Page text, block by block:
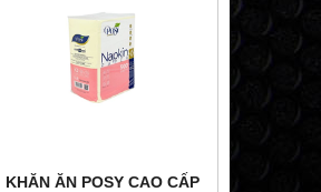
KHĂN ĂN POSY CAO CẤP